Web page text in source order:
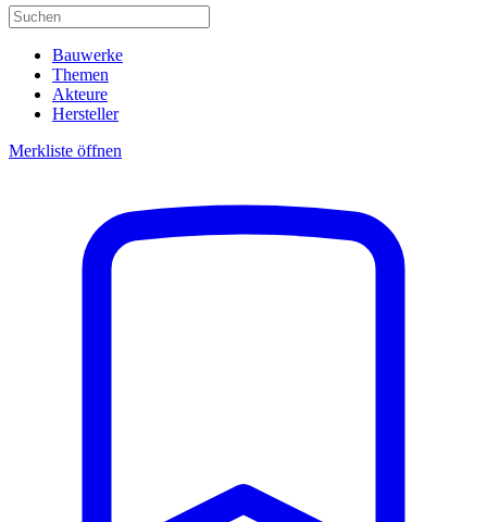
Bauwerke
Themen
Akteure
Hersteller
Merkliste öffnen